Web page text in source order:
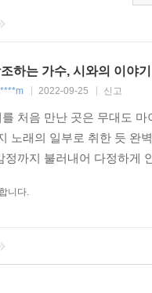
곡 한 곡 자신을 이해하
사람을 들여다보고 안아
노래하는 자신을 ‘통로’
만든 노래가 듣는 이에게
게로 가 그의 이야기로
래처럼, 들여다보고 안아
하는 가수, 시와의 이야기
2022-09-25 신고
처음 만난 곳은 무대도
노래의 일부로 취한 듯 완
정까지 불러내어 다정하게
니다.